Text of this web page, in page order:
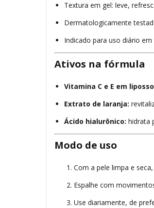
Textura em gel: leve,
Dermatologicamente
Indicado para uso diário
Ativos na fórmula
Vitamina C e E em
Extrato de laranja:
Ácido hialurônico: hidrata
Modo de uso
Com a pele limpa e
Espalhe com
Use diariamente, de